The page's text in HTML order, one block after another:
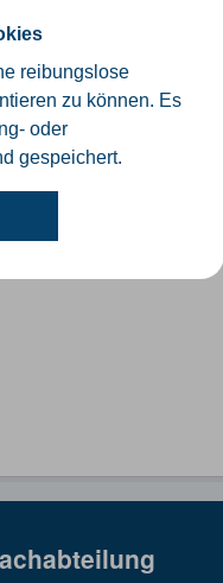
reibungslose
zu können. Es
oder
gespeichert.
Bestand
an einen Administrator unter: